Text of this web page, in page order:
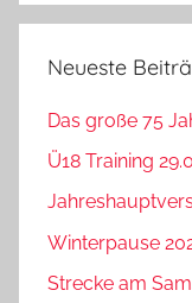
Neueste
Das große 75
Ü18 Training
Winterpause
Strecke am